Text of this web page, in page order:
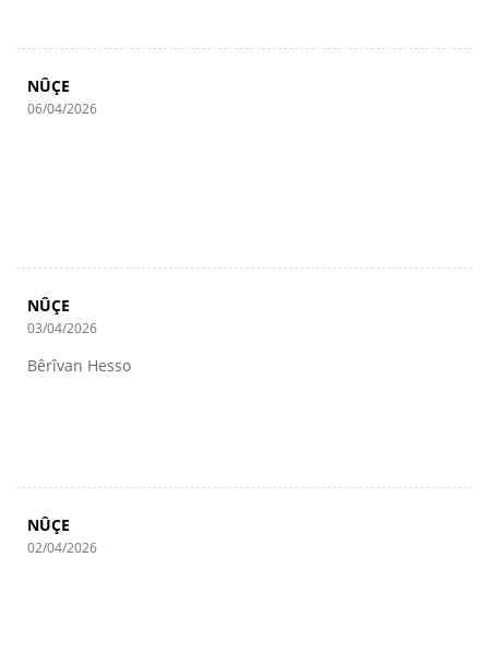
NÛÇE
06/04/2026
NÛÇE
03/04/2026
Bêrîvan Hesso
NÛÇE
02/04/2026